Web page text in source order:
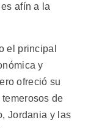
afín a la
el principal
y
ofreció su
de
Jordania y las